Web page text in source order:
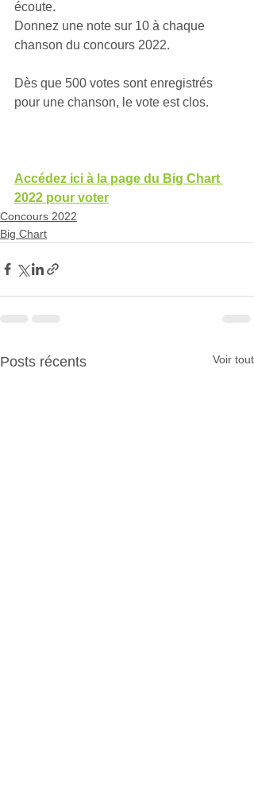
écoute.
Donnez une note sur 10 à chaque
chanson du concours 2022.
Dès que 500 votes sont enregistrés
pour une chanson, le vote est clos.
Accédez ici à la page du Big Chart
2022 pour voter
Concours 2022
Big Chart
Posts récents Voir tout